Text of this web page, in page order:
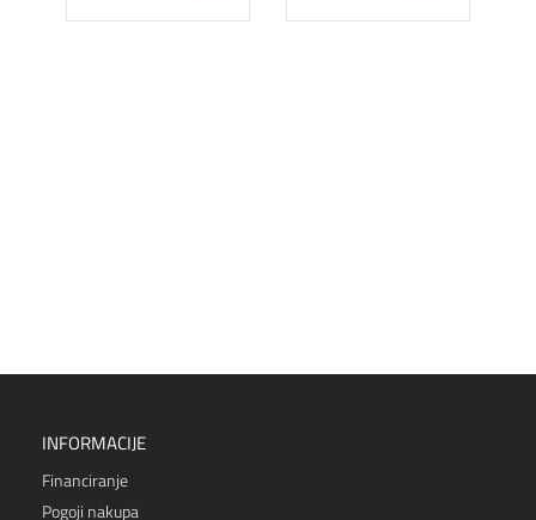
INFORMACIJE
Financiranje
Pogoji nakupa